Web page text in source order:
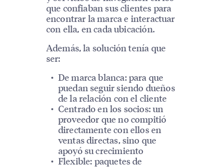
que confiaban sus clientes para
encontrar la marca e interactuar
con ella, en cada ubicación.
Además, la solución tenía que
ser:
De marca blanca: para que
puedan seguir siendo dueños
de la relación con el cliente
Centrado en los socios: un
proveedor que no compitió
directamente con ellos en
ventas directas, sino que
apoyó su crecimiento
Flexible: paquetes de